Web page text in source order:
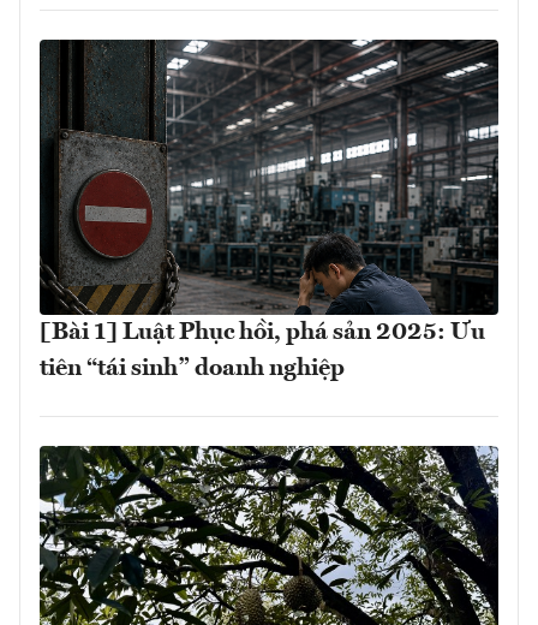
[Bài 1] Luật Phục hồi, phá sản 2025: Ưu
tiên “tái sinh” doanh nghiệp